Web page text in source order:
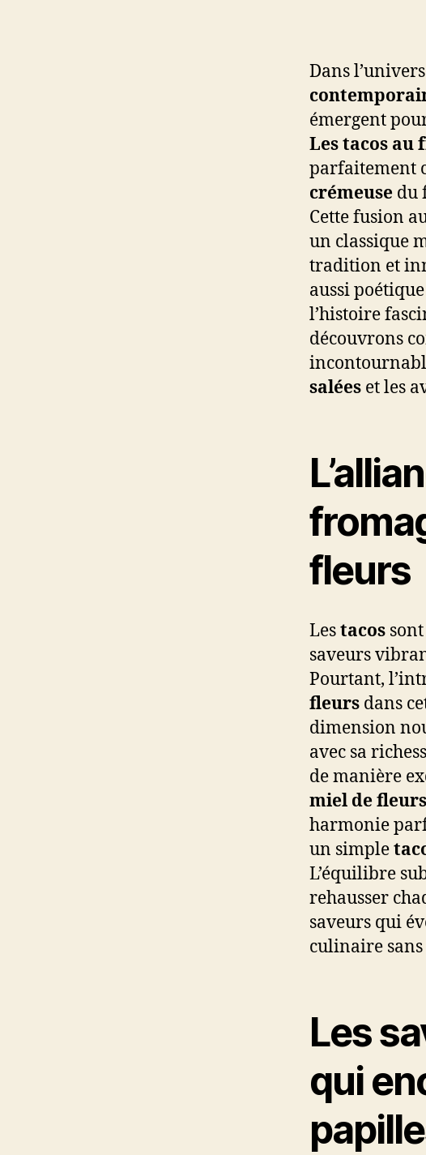
Dans
émergent
Les tacos au
parfaitement
crémeuse du
Cette fusion
un classique
tradition et
aussi
l’histoire
découvrons
salées et les
fleurs
Lestacos
saveurs
Pourtant,
fleurs dans
dimension
avec sa
de manière
miel de fleurs
harmonie
un simple
L’équilibre
rehausser
saveurs qui
culinaire
Les
qui